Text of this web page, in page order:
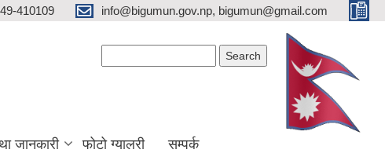
410109 info@bigumun.gov.np, bigumun@gmail.com
जानकारी फोटो ग्यालरी सम्पर्क